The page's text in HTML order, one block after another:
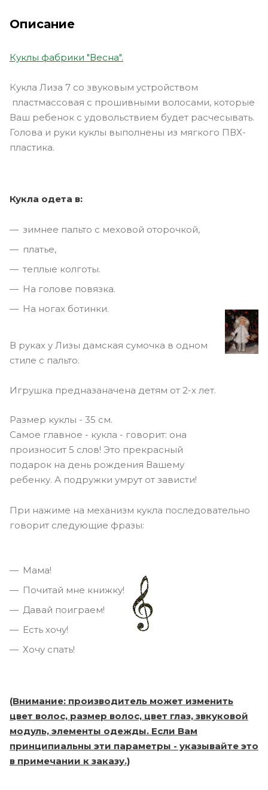
Описание
Куклы фабрики "Весна".
Кукла Лиза 7 со звуковым устройством
пластмассовая с прошивными волосами, которые
Ваш ребенок с удовольствием будет расчесывать.
Голова и руки куклы выполнены из мягкого ПВХ-
пластика.
Кукла одета в:
зимнее пальто с меховой оторочкой,
платье,
теплые колготы.
На голове повязка.
На ногах ботинки.
В руках у Лизы дамская сумочка в одном
стиле с пальто.
Игрушка предназаначена детям от 2-х лет.
Размер куклы - 35 см.
Самое главное - кукла - говорит: она
произносит 5 слов! Это прекрасный
подарок на день рождения Вашему
ребенку. А подружки умрут от зависти!
При нажиме на механизм кукла последовательно
говорит следующие фразы:
Мама!
Почитай мне книжку!
Давай поиграем!
Есть хочу!
Хочу спать!
(Внимание: производитель может изменить
цвет волос, размер волос, цвет глаз, звкуковой
модуль, элементы одежды. Если Вам
принципиальны эти параметры - указывайте это
в примечании к заказу.)